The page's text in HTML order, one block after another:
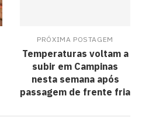
PRÓXIMA POSTAGEM
Temperaturas voltam a
subir em Campinas
nesta semana após
passagem de frente fria